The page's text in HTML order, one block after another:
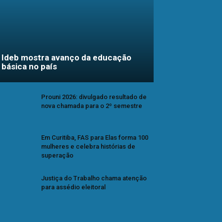
Ideb mostra avanço da educação
básica no país
Prouni 2026: divulgado resultado de
nova chamada para o 2º semestre
Em Curitiba, FAS para Elas forma 100
mulheres e celebra histórias de
superação
Justiça do Trabalho chama atenção
para assédio eleitoral